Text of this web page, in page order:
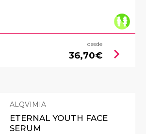
desde
36,70€ chevron_right
ALQVIMIA
ETERNAL YOUTH FACE
SERUM